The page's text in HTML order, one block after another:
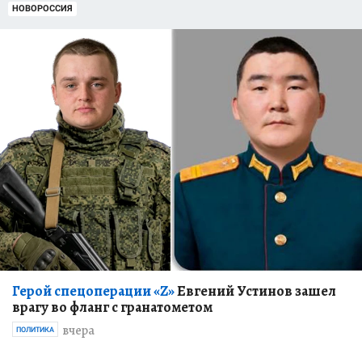
НОВОРОССИЯ
Герой спецоперации «Z»Евгений Устинов зашел
врагу во фланг с гранатометом
вчера
ПОЛИТИКА